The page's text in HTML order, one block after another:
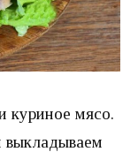
куриное мясо.